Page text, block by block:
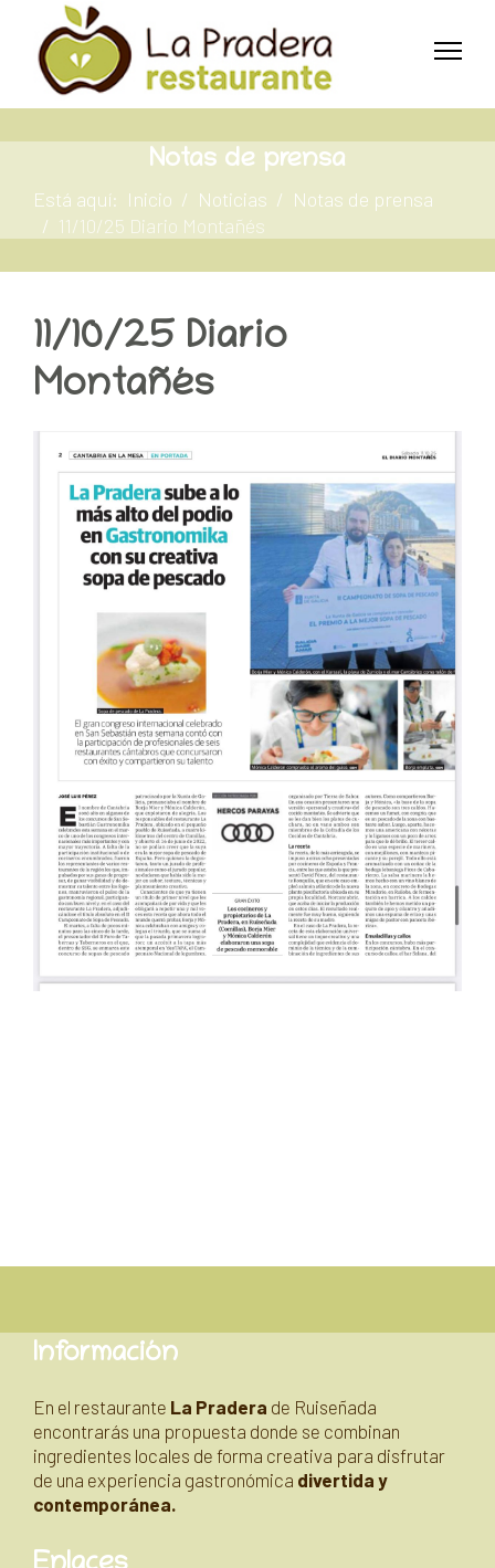
Notas de prensa
Está aquí: Inicio Noticias
Notas de prensa
11/10/25 Diario Montañés
11/10/25 Diario
Montañés
Información
En el restaurante La Pradera de Ruiseñada
encontrarás una propuesta donde se combinan
ingredientes locales de forma creativa para disfrutar
de una experiencia gastronómica divertida y
contemporánea.